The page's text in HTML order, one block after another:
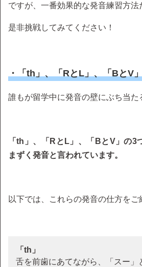
ですが、一番効果的な発音練習方法
是非挑戦してみてください！
・「th」、「RとL」、「BとV
誰もが留学中に発音の壁にぶち当た
「th」、「RとL」、「BとV」の3
まずく発音と言われています。
以下では、これらの発音の仕方をご
「th」
舌を前歯にあてながら、「スー」